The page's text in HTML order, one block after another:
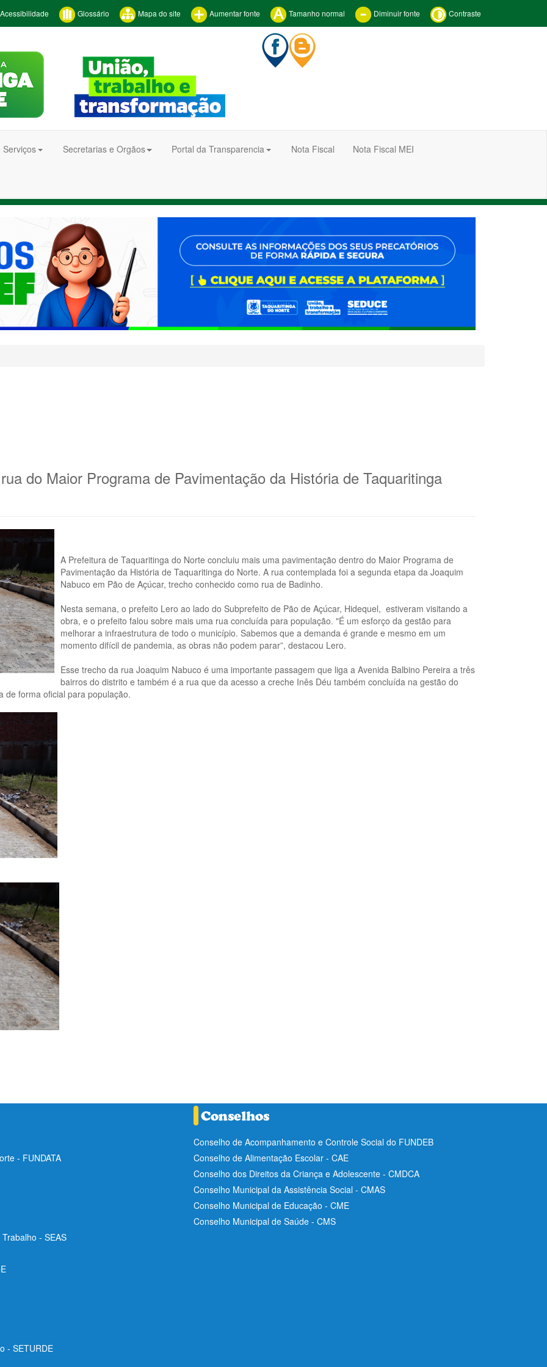
Glossário Mapa do site Aumentar fonte Tamanho normal Diminuir fonte Contraste
Serviços Secretarias e Orgãos Portal da Transparencia Nota Fiscal Nota Fiscal MEI
do Maior Programa de Pavimentação da História de Taquaritinga
A Prefeitura de Taquaritinga do Norte concluiu mais uma pavimentação dentro do Maior Programa de
Pavimentação da História de Taquaritinga do Norte. A rua contemplada foi a segunda etapa da Joaquim
Nabuco em Pão de Açúcar, trecho conhecido como rua de Badinho.
Nesta semana, o prefeito Lero ao lado do Subprefeito de Pão de Açúcar, Hidequel, estiveram visitando a
obra, e o prefeito falou sobre mais uma rua concluída para população. "É um esforço da gestão para
melhorar a infraestrutura de todo o município. Sabemos que a demanda é grande e mesmo em um
momento difícil de pandemia, as obras não podem parar”, destacou Lero.
Esse trecho da rua Joaquim Nabuco é uma importante passagem que liga a Avenida Balbino Pereira a três
bairros do distrito e também é a rua que da acesso a creche Inês Déu também concluída na gestão do
de forma oficial para população.
- FUNDATA
- SEAS
- SETURDE
Conselho de Acompanhamento e Controle Social do FUNDEB
Conselho de Alimentação Escolar - CAE
Conselho dos Direitos da Criança e Adolescente - CMDCA
Conselho Municipal da Assistência Social - CMAS
Conselho Municipal de Educação - CME
Conselho Municipal de Saúde - CMS